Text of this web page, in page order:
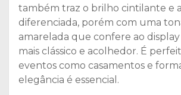
também traz o brilho cintilante e
diferenciada, porém com uma
amarelada que confere ao
mais clássico e acolhedor. É
eventos como casamentos e
elegância é essencial.